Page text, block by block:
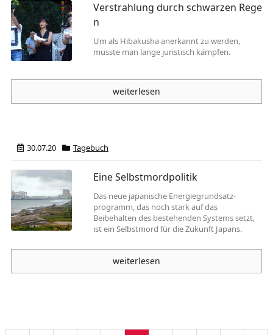
Verstrahlung durch schwarzen Rege
n
Um als Hibakusha anerkannt zu werden,
musste man lange juristisch kämpfen.
weiterlesen
30.07.20 Tagebuch
Eine Selbstmordpolitik
Das neue japanische Energiegrundsatz­
programm, das noch stark auf das
Beibehalten des bestehen­den Systems setzt,
ist ein Selbstmord für die Zukunft Japans.
weiterlesen